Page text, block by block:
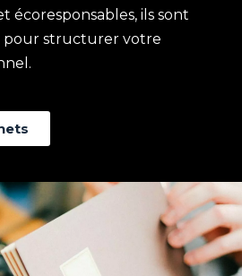
écoresponsables, ils sont
pour structurer votre